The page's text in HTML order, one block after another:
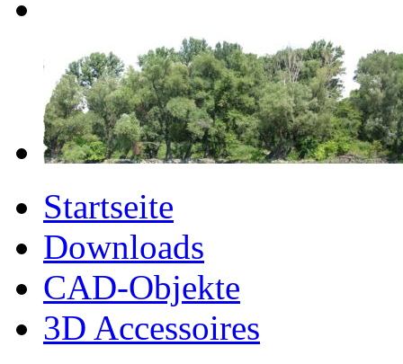
Startseite
Downloads
CAD-Objekte
3D Accessoires